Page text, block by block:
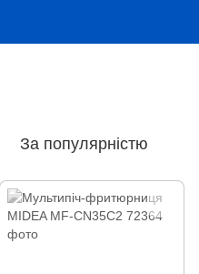
За популярністю